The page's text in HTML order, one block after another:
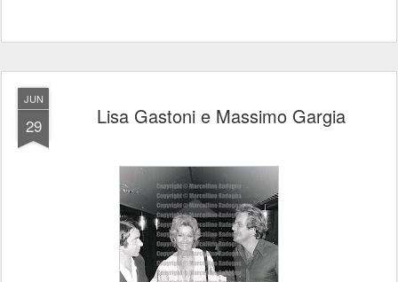
JUN
29 Lisa Gastoni e Massimo Gargia